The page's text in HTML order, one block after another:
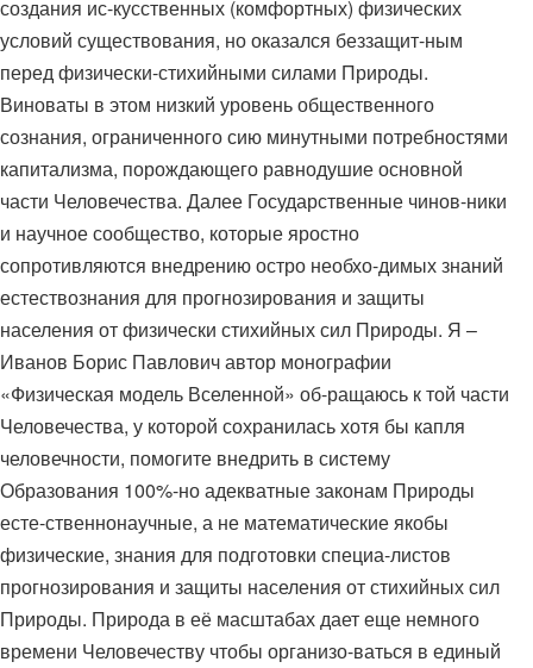
создания ис-кусственных (комфортных) физических
условий существования, но оказался беззащит-ным
перед физически-стихийными силами Природы.
Виноваты в этом низкий уровень общественного
сознания, ограниченного сию минутными потребностями
капитализма, порождающего равнодушие основной
части Человечества. Далее Государственные чинов-ники
и научное сообщество, которые яростно
сопротивляются внедрению остро необхо-димых знаний
естествознания для прогнозирования и защиты
населения от физически стихийных сил Природы. Я –
Иванов Борис Павлович автор монографии
«Физическая модель Вселенной» об-ращаюсь к той части
Человечества, у которой сохранилась хотя бы капля
человечности, помогите внедрить в систему
Образования 100%-но адекватные законам Природы
есте-ственнонаучные, а не математические якобы
физические, знания для подготовки специа-листов
прогнозирования и защиты населения от стихийных сил
Природы. Природа в её масштабах дает еще немного
времени Человечеству чтобы организо-ваться в единый